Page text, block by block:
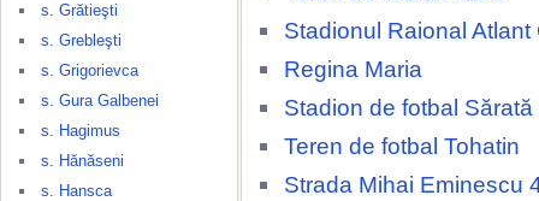
s. Grătieşti
s. Grebleşti
s. Grigorievca
s. Gura Galbenei
s. Hagimus
s. Hănăseni
s. Hansca
Stadionul Raional Atlant
Regina Maria
Stadion de fotbal
Teren de fotbal Tohatin
Strada Mihai Eminescu